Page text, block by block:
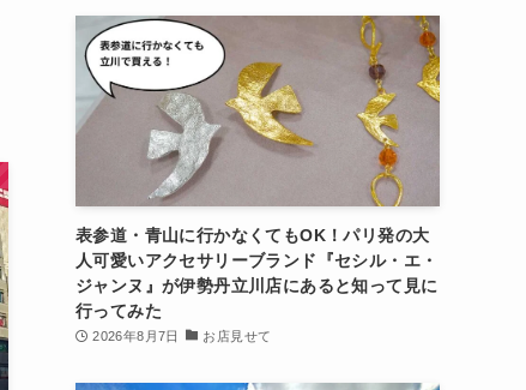
表参道・青山に行かなくてもOK！パリ発の大
人可愛いアクセサリーブランド『セシル・エ・
ジャンヌ』が伊勢丹立川店にあると知って見に
行ってみた
2026年8月7日 お店見せて